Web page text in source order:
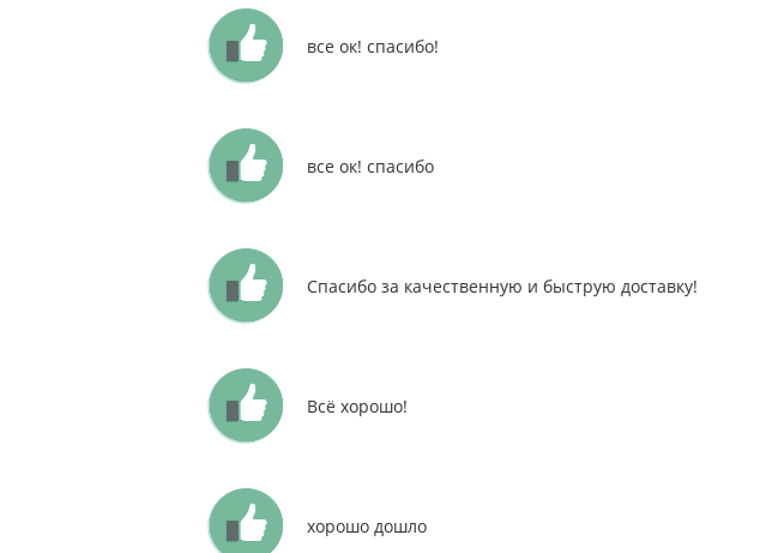
все ок! спасибо!
все ок! спасибо
Спасибо за качественную и быструю доставку!
Всё хорошо!
хорошо дошло